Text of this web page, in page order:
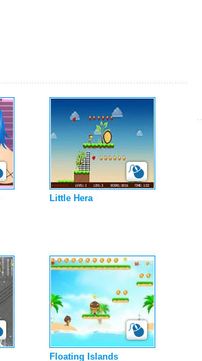
Little Hera
Floating Islands